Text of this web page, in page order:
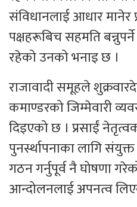
संविधानलाई आधार मानेर
पक्षहरूबिच सहमति
रहेको उनको भनाइ छ ।
राजावादी समूहले
कमाण्डरको जिम्मेवारी
दिइएको छ । प्रसाईं
पुनर्स्थापनाका लागि
गठन गर्नुपूर्व नै घोषणा
आन्दोलनलाई अपनत्व